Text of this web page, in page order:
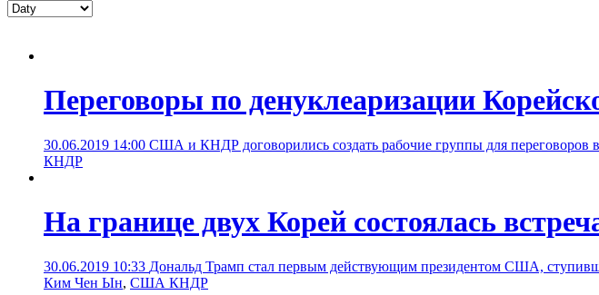
Переговоры по денуклеаризации
30.06.2019 14:00 США и КНДР договорились создать рабочие группы для переговоров
КНДР
На границе двух Корей состоялась
30.06.2019 10:33 Дональд Трамп стал первым действующим президентом США,
Ким Чен Ын, США КНДР